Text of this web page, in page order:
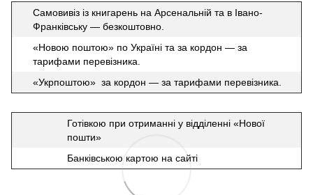
Самовивіз із книгарень на Арсенальній та в Івано-
Франківську — безкоштовно.
«Новою поштою» по Україні та за кордон — за
тарифами перевізника.
«Укрпоштою» за кордон — за тарифами перевізника.
Готівкою при отриманні у відділенні «Нової
пошти»
Банківською картою на сайті